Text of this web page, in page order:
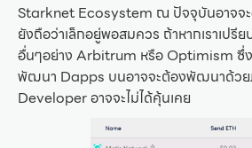
Starknet Ecosystem ณ ปัจจุบันอาจจะ
ยังถือว่าเล็กอยู่พอสมควร ถ้าหากเราเป
อื่นๆอย่าง Arbitrum หรือ Optimism ซึ่
พัฒนา Dapps บนอาจจะต้องพัฒนาด้วย
Developer อาจจะไม่ได้คุ้นเคย